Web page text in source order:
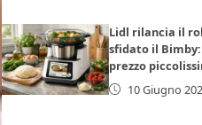
Lidl rilancia il
sfidato il
prezzo
10 Giugno